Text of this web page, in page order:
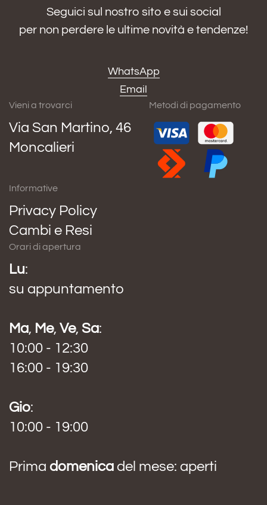
Seguici sul nostro sito e sui social
per non perdere le ultime novità e tendenze!
WhatsApp
Email
Vieni a trovarci
Via San Martino, 46
Moncalieri
Metodi di pagamento
Informative
Privacy Policy
Cambi e Resi
Orari di apertura
Lu:
su appuntamento
Ma, Me, Ve, Sa:
10:00 - 12:30
16:00 - 19:30
Gio:
10:00 - 19:00
Prima domenica del mese: aperti